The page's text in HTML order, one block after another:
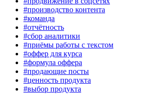
#производство контента
#команда
#отчётность
#сбор аналитики
#приёмы работы с текстом
#оффер для курса
#формула оффера
#продающие посты
#ценность продукта
#выбор продукта